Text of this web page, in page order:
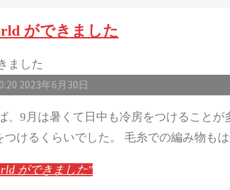
ができました
2023年6月30日
、9月は暑くて日中も冷房をつけること
けるくらいでした。 毛糸での編み物も
ができました"